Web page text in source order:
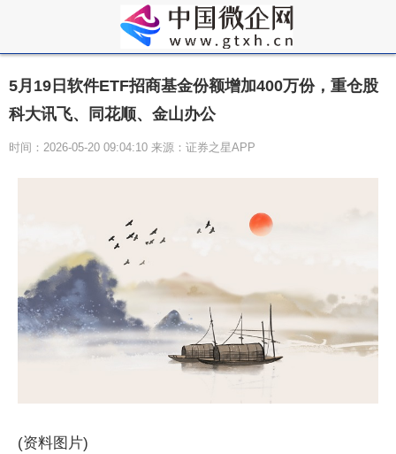
5月19日软件ETF招商基金份额增加400万份，重仓股
科大讯飞、同花顺、金山办公
时间：2026-05-20 09:04:10 来源：证券之星APP
(资料图片)